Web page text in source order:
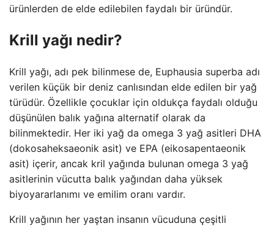
ürünlerden de elde edilebilen faydalı bir üründür.
Krill yağı nedir?
Krill yağı, adı pek bilinmese de, Euphausia superba adı
verilen küçük bir deniz canlısından elde edilen bir yağ
türüdür. Özellikle çocuklar için oldukça faydalı olduğu
düşünülen balık yağına alternatif olarak da
bilinmektedir. Her iki yağ da omega 3 yağ asitleri DHA
(dokosaheksaeonik asit) ve EPA (eikosapentaeonik
asit) içerir, ancak kril yağında bulunan omega 3 yağ
asitlerinin vücutta balık yağından daha yüksek
biyoyararlanımı ve emilim oranı vardır.
Krill yağının her yaştan insanın vücuduna çeşitli